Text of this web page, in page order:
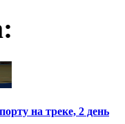
на треке, 2 день